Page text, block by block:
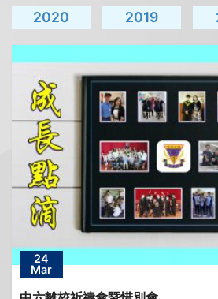
2020
2019
24
Mar
2022